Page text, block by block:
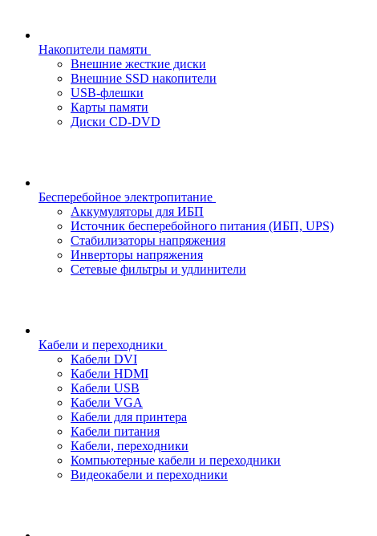
Накопители памяти
Внешние жесткие диски
Внешние SSD накопители
USB-флешки
Карты памяти
Диски CD-DVD
Бесперебойное электропитание
Аккумуляторы для ИБП
Источник бесперебойного питания (ИБП, UPS)
Стабилизаторы напряжения
Инверторы напряжения
Сетевые фильтры и удлинители
Кабели и переходники
Кабели DVI
Кабели HDMI
Кабели USB
Кабели VGA
Кабели для принтера
Кабели питания
Кабели, переходники
Компьютерные кабели и переходники
Видеокабели и переходники